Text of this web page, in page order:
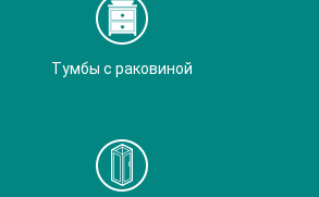
Тумбы с раковиной